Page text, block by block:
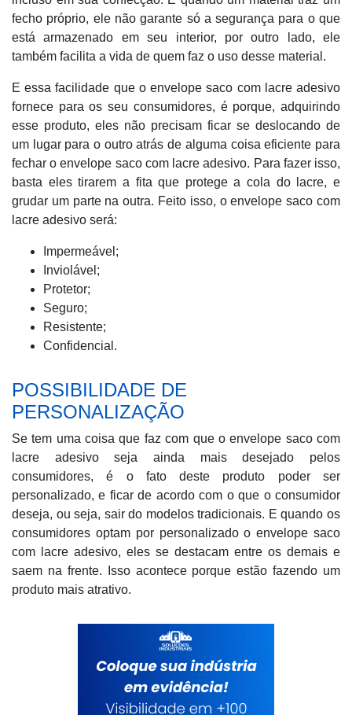
fecho próprio, ele não garante só a segurança para o que
está armazenado em seu interior, por outro lado, ele
também facilita a vida de quem faz o uso desse material.
E essa facilidade que o envelope saco com lacre adesivo
fornece para os seu consumidores, é porque, adquirindo
esse produto, eles não precisam ficar se deslocando de
um lugar para o outro atrás de alguma coisa eficiente para
fechar o envelope saco com lacre adesivo. Para fazer isso,
basta eles tirarem a fita que protege a cola do lacre, e
grudar um parte na outra. Feito isso, o envelope saco com
lacre adesivo será:
Impermeável;
Inviolável;
Protetor;
Seguro;
Resistente;
Confidencial.
POSSIBILIDADE DE
PERSONALIZAÇÃO
Se tem uma coisa que faz com que o envelope saco com
lacre adesivo seja ainda mais desejado pelos
consumidores, é o fato deste produto poder ser
personalizado, e ficar de acordo com o que o consumidor
deseja, ou seja, sair do modelos tradicionais. E quando os
consumidores optam por personalizado o envelope saco
com lacre adesivo, eles se destacam entre os demais e
saem na frente. Isso acontece porque estão fazendo um
produto mais atrativo.